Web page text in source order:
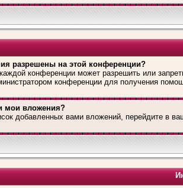
разрешены на этой конференции?
конференции может разрешить или
конференции для получения
мои вложения?
добавленных вами вложений, перейдите в